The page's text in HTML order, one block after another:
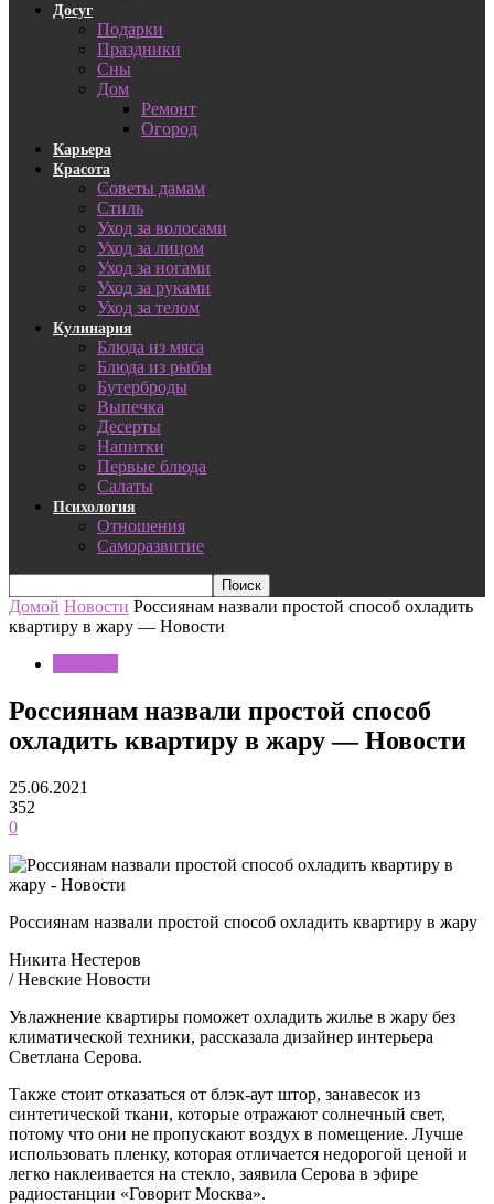
Досуг
Подарки
Праздники
Сны
Дом
Ремонт
Огород
Карьера
Красота
Советы дамам
Стиль
Уход за волосами
Уход за лицом
Уход за ногами
Уход за руками
Уход за телом
Кулинария
Блюда из мяса
Блюда из рыбы
Бутерброды
Выпечка
Десерты
Напитки
Первые блюда
Салаты
Психология
Отношения
Саморазвитие
Домой Новости Россиянам назвали простой способ охладить
квартиру в жару — Новости
Россиянам назвали простой способ
охладить квартиру в жару — Новости
25.06.2021
352
0
Россиянам назвали простой способ охладить квартиру в жару
Никита Нестеров
/ Невские Новости
Увлажнение квартиры поможет охладить жилье в жару без
климатической техники, рассказала дизайнер интерьера
Светлана Серова.
Также стоит отказаться от блэк-аут штор, занавесок из
синтетической ткани, которые отражают солнечный свет,
потому что они не пропускают воздух в помещение. Лучше
использовать пленку, которая отличается недорогой ценой и
легко наклеивается на стекло, заявила Серова в эфире
радиостанции «Говорит Москва».